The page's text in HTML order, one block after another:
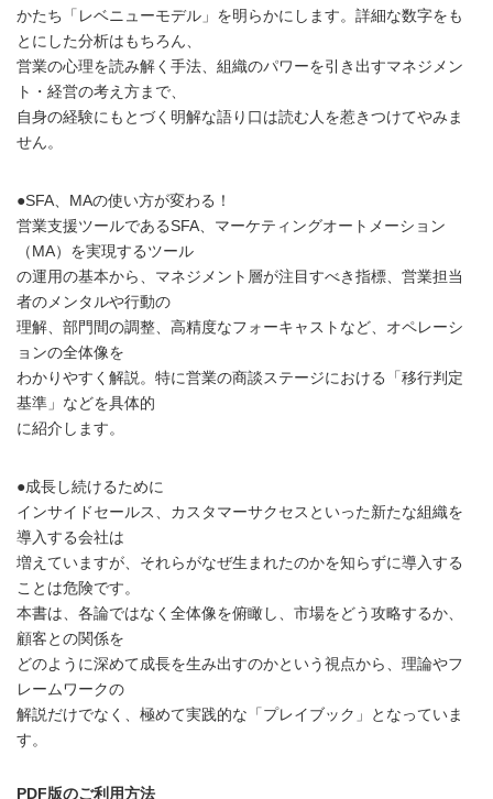
かたち「レベニューモデル」を明らかにします。詳細な数字をも
とにした分析はもちろん、
営業の心理を読み解く手法、組織のパワーを引き出すマネジメン
ト・経営の考え方まで、
自身の経験にもとづく明解な語り口は読む人を惹きつけてやみま
せん。
●SFA、MAの使い方が変わる！
営業支援ツールであるSFA、マーケティングオートメーション
（MA）を実現するツール
の運用の基本から、マネジメント層が注目すべき指標、営業担当
者のメンタルや行動の
理解、部門間の調整、高精度なフォーキャストなど、オペレーシ
ョンの全体像を
わかりやすく解説。特に営業の商談ステージにおける「移行判定
基準」などを具体的
に紹介します。
●成長し続けるために
インサイドセールス、カスタマーサクセスといった新たな組織を
導入する会社は
増えていますが、それらがなぜ生まれたのかを知らずに導入する
ことは危険です。
本書は、各論ではなく全体像を俯瞰し、市場をどう攻略するか、
顧客との関係を
どのように深めて成長を生み出すのかという視点から、理論やフ
レームワークの
解説だけでなく、極めて実践的な「プレイブック」となっていま
す。
PDF版のご利用方法